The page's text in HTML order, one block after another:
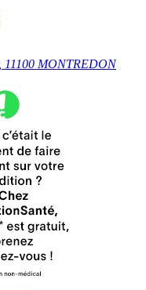
11100 MONTREDON